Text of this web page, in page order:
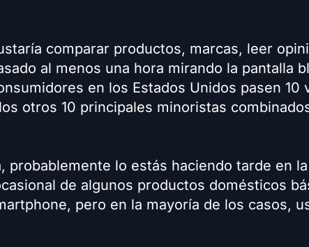
comparar productos, marcas, leer
al menos una hora mirando la pantalla
en los Estados Unidos pasen 10
otros 10 principales minoristas
probablemente lo estás haciendo tarde en
de algunos productos domésticos
pero en la mayoría de los casos,